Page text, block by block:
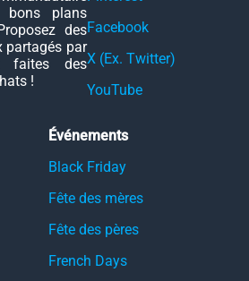
plans
des
partagés par
faites des
!
Facebook
X (Ex. Twitter)
YouTube
Événements
Black Friday
Fête des mères
Fête des pères
French Days